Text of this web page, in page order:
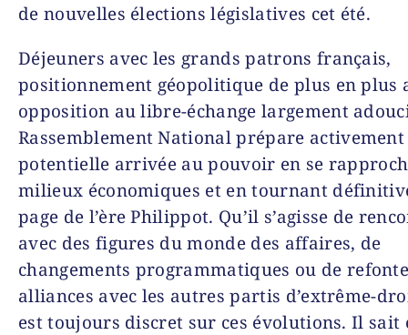
de nouvelles élections législatives cet été.
Déjeuners avec les grands patrons français,
positionnement géopolitique de plus en plus
opposition au libre-échange largement
Rassemblement National prépare activement
potentielle arrivée au pouvoir en se
milieux économiques et en tournant
page de l’ère Philippot. Qu’il s’agisse de
avec des figures du monde des affaires, de
changements programmatiques ou de
alliances avec les autres partis d’extrême-
est toujours discret sur ces évolutions. Il sait